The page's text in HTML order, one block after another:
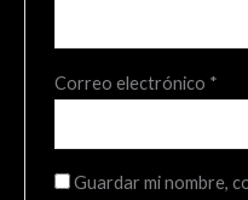
Correo electrónico *
Guardar mi nombre,